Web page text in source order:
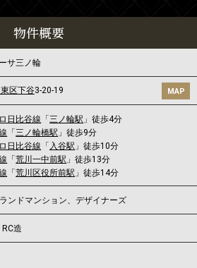
物件概要
サ三ノ輪
区下谷3-20-19 MAP
日比谷線 「三ノ輪駅 」徒歩4分
「三ノ輪橋駅 」徒歩9分
日比谷線 「 入谷駅 」徒歩10分
「荒川一中前駅 」徒歩13分
「荒川区役所前駅 」徒歩14分
ンドマンション、デザイナーズ
造